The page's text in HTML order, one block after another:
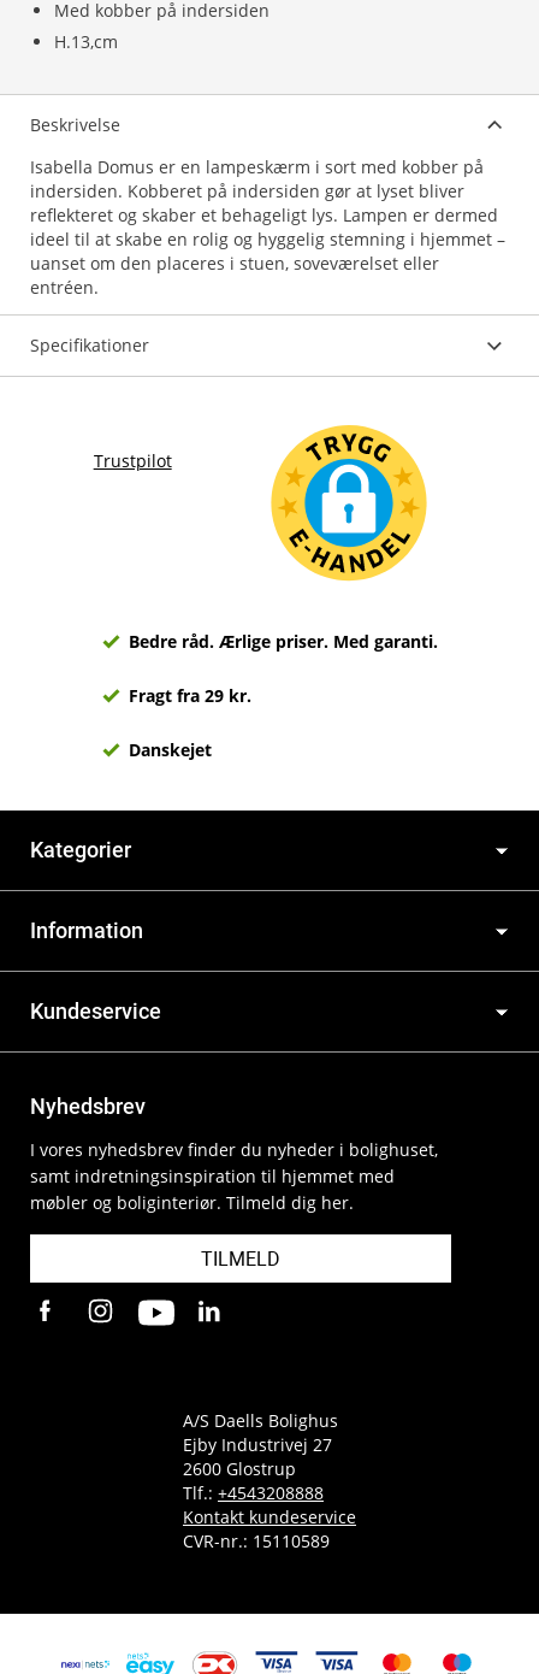
Med kobber på indersiden
H.13,cm
Beskrivelse
Isabella Domus er en lampeskærm i sort med kobber på
indersiden. Kobberet på indersiden gør at lyset bliver
reflekteret og skaber et behageligt lys. Lampen er dermed
ideel til at skabe en rolig og hyggelig stemning i hjemmet –
uanset om den placeres i stuen, soveværelset eller
entréen.
Specifikationer
Trustpilot
Bedre råd. Ærlige priser. Med garanti.
Fragt fra 29 kr.
Danskejet
Kategorier
Information
Kundeservice
Nyhedsbrev
I vores nyhedsbrev finder du nyheder i bolighuset,
samt indretningsinspiration til hjemmet med
møbler og boliginteriør. Tilmeld dig her.
TILMELD
A/S Daells Bolighus
Ejby Industrivej 27
2600 Glostrup
Tlf.: +4543208888
Kontakt kundeservice
CVR-nr.: 15110589